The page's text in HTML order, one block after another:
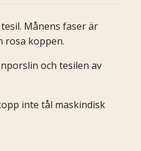
Månens faser är
rosa koppen.
och tesilen av
inte tål maskindisk